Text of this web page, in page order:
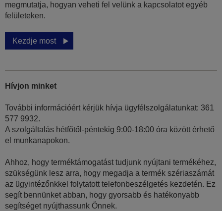
megmutatja, hogyan veheti fel velünk a kapcsolatot egyéb
felületeken.
Kezdje most
Hívjon minket
További információért kérjük hívja ügyfélszolgálatunkat: 361
577 9932.
A szolgáltalás hétfőtől-péntekig 9:00-18:00 óra között érhető
el munkanapokon.
Ahhoz, hogy terméktámogatást tudjunk nyújtani termékéhez,
szükségünk lesz arra, hogy megadja a termék szériaszámát
az ügyintézőnkkel folytatott telefonbeszélgetés kezdetén. Ez
segít bennünket abban, hogy gyorsabb és hatékonyabb
segítséget nyújthassunk Önnek.